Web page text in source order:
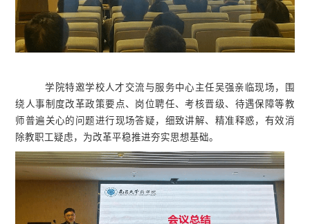
学院特邀学校人才交流与服务中心主任吴强亲临现场，围
绕人事制度改革政策要点、岗位聘任、考核晋级、待遇保障等教
师普遍关心的问题进行现场答疑，细致讲解、精准释惑，有效消
除教职工疑虑，为改革平稳推进夯实思想基础。